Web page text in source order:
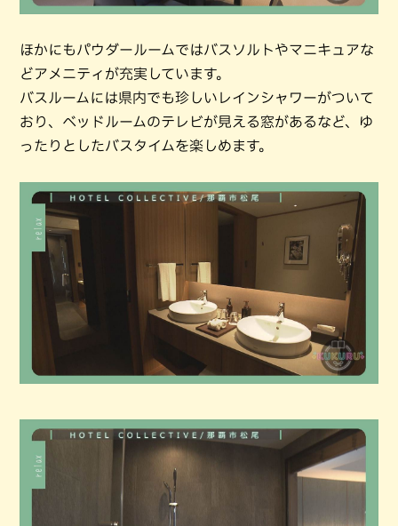
ほかにもパウダールームではバスソルトやマニキュアな
どアメニティが充実しています。
バスルームには県内でも珍しいレインシャワーがついて
おり、ベッドルームのテレビが見える窓があるなど、ゆ
ったりとしたバスタイムを楽しめます。